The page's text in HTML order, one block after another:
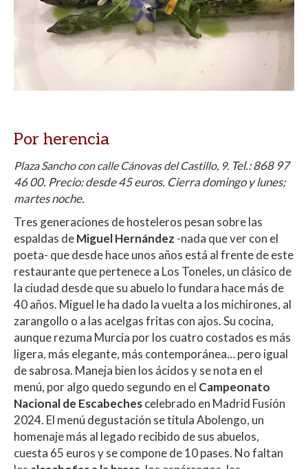
Por herencia
Plaza Sancho con calle Cánovas del Castillo, 9. Tel.:868 97
46 00. Precio: desde 45 euros. Cierra domingo y lunes;
martes noche.
Tres generaciones de hosteleros pesan sobre las
espaldas deMiguel Hernández -nada que ver con el
poeta- que desde hace unos años está al frente de este
restaurante que pertenece a Los Toneles, un clásico de
la ciudad desde que su abuelo lo fundara hace más de
40 años. Miguel le ha dado la vuelta a los michirones, al
zarangollo o a las acelgas fritas con ajos. Su cocina,
aunque rezuma Murcia por los cuatro costados es más
ligera, más elegante, más contemporánea… pero igual
de sabrosa. Maneja bien los ácidos y se nota en el
menú, por algo quedo segundo en el Campeonato
Nacional de Escabechescelebrado en Madrid Fusión
2024. El menú degustación se titula Abolengo, un
homenaje más al legado recibido de sus abuelos,
cuesta 65 euros y se compone de 10 pases. No faltan